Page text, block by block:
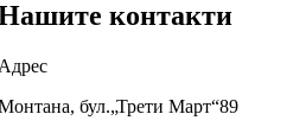
контакти
бул.„Трети Март“89